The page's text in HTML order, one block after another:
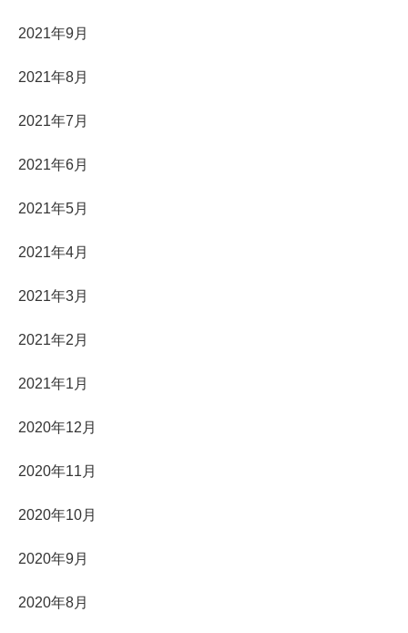
2021年9月
2021年8月
2021年7月
2021年6月
2021年5月
2021年4月
2021年3月
2021年2月
2021年1月
2020年12月
2020年11月
2020年10月
2020年9月
2020年8月